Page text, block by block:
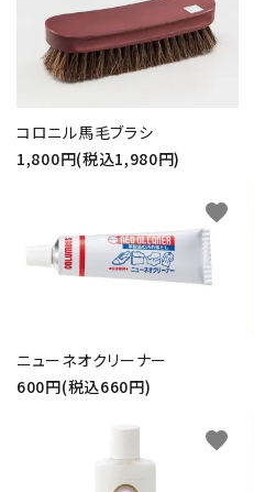
コロニル馬毛ブラシ
1,800円(税込1,980円)
ニューネオクリーナー
600円(税込660円)
favorite
favorite